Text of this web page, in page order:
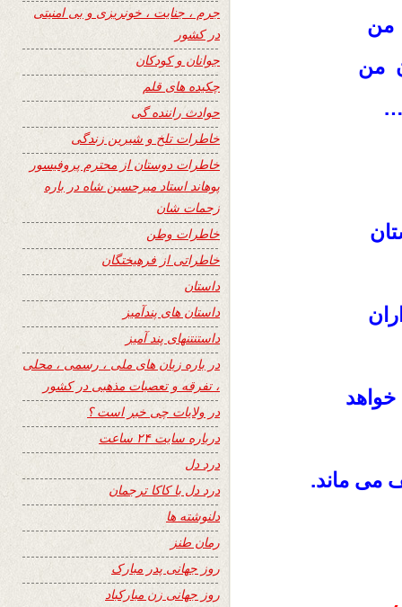
من
من
…
می ماند.
جرم ، جنایت ، خونریزی و بی امنیتی
در کشور
جوانان و کودکان
چکیده های قلم
حوادث راننده گی
خاطرات تلخ و شیرین زندگی
خاطرات دوستان از محترم پروفیسور
پوهاند استاد میرحسین شاه در باره
زحمات شان
خاطرات وطن
خاطراتی از فرهیختگان
داستان
داستان های پندآمیز
داستنتنهای پند آمیز
در باره زبان های ملی ، رسمی ، محلی
، تفرقه و تعصبات مذهبی در کشور
در ولایات چی خبر است ؟
درباره سایت ۲۴ ساعت
درد دل
درد دل با کاکا ترجمان
دلنوشته ها
رمان طنز
روز جهانی پدر مبارک
روز جهانی زن مبارکباد